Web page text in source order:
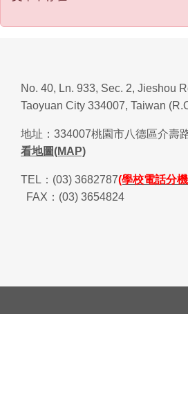
No. 40, Ln. 933, Sec. 2, Jieshou
Taoyuan City 334007, Taiwan
地址： 334007桃園市八德區介壽
看地圖(MAP)
TEL ： (03) 3682787(學校電話分
FAX ： (03) 3654824